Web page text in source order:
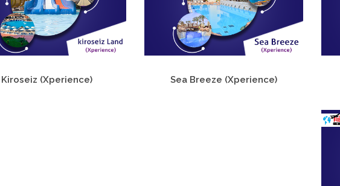
Sea Breeze (Xperience)
Kiroseiz (Xperience)